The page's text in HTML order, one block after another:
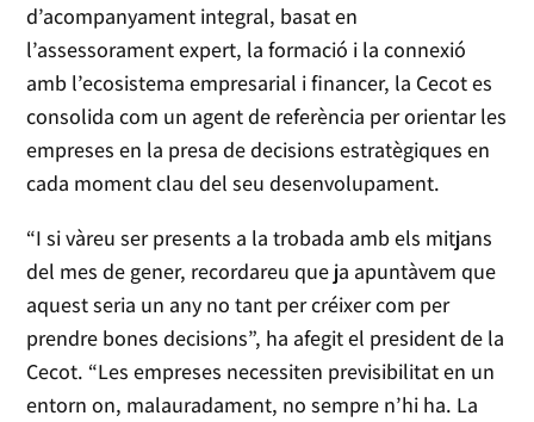
d’acompanyament integral, basat en
l’assessorament expert, la formació i la connexió
amb l’ecosistema empresarial i financer, la Cecot es
consolida com un agent de referència per orientar les
empreses en la presa de decisions estratègiques en
cada moment clau del seu desenvolupament.
“I si vàreu ser presents a la trobada amb els mitjans
del mes de gener, recordareu que ja apuntàvem que
aquest seria un any no tant per créixer com per
prendre bones decisions”, ha afegit el president de la
Cecot. “Les empreses necessiten previsibilitat en un
entorn on, malauradament, no sempre n’hi ha. La